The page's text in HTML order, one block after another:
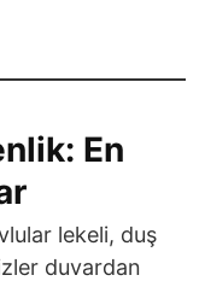
En
lekeli, duş
duvardan